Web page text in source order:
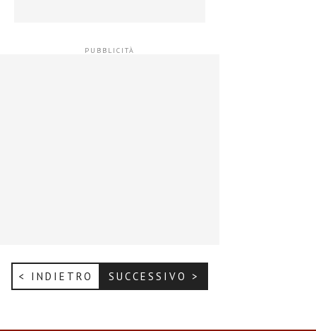
< INDIETRO SUCCESSIVO >